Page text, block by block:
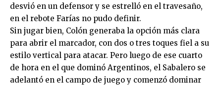
desvió en un defensor y se estrelló en el travesaño,
en el rebote Farías no pudo definir.
Sin jugar bien, Colón generaba la opción más clara
para abrir el marcador, con dos o tres toques fiel a su
estilo vertical para atacar. Pero luego de ese cuarto
de hora en el que dominó Argentinos, el Sabalero se
adelantó en el campo de juego y comenzó dominar